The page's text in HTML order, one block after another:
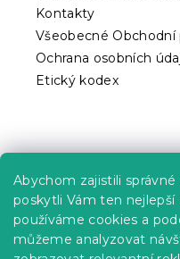
Abychom zajistili
poskytli Vám ten nejlepší
používáme cookies a
můžeme analyzovat
Kontakty
Všeobecné
Ochrana osobních
Etický kodex
Kariéra
Poptávky a B2B